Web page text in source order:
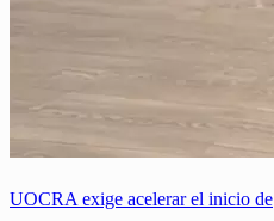
UOCRA exige acelerar el inicio de